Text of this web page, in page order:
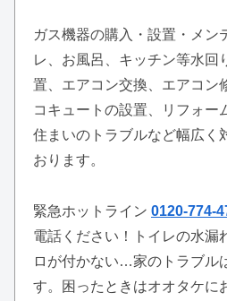
ガス機器の購入・設置・メン
レ、お風呂、キッチン等水回
置、エアコン交換、エアコン
コキュートの設置、リフォー
住まいのトラブルなど幅広く
おります。
緊急ホットライン 0120-774-
電話ください！トイレの水漏
ロが付かない…家のトラブル
す。困ったときはオオタケに